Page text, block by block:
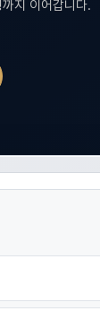
지 이어갑니다.